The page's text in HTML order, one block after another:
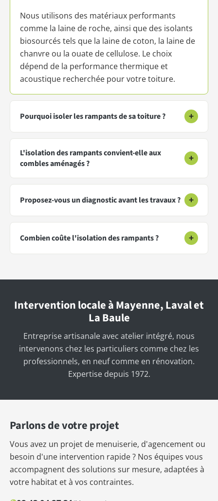
Nous utilisons des matériaux performants
comme la laine de roche, ainsi que des isolants
biosourcés tels que la laine de coton, la laine de
chanvre ou la ouate de cellulose. Le choix
dépend de la performance thermique et
acoustique recherchée pour votre toiture.
Pourquoi isoler les rampants de sa toiture ? +
L'isolation des rampants convient-elle aux
combles aménagés ?
+
Proposez-vous un diagnostic avant les travaux ? +
Combien coûte l'isolation des rampants ? +
Intervention locale à Mayenne, Laval et
La Baule
Entreprise artisanale avec atelier intégré, nous
intervenons chez les particuliers comme chez les
professionnels, en neuf comme en rénovation.
Expertise depuis 1972.
Parlons de votre projet
Vous avez un projet de menuiserie, d'agencement ou
besoin d'une intervention rapide ? Nos équipes vous
accompagnent des solutions sur mesure, adaptées à
votre habitat et à vos contraintes.